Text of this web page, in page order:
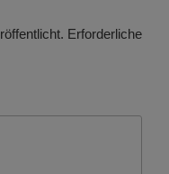
Erforderliche